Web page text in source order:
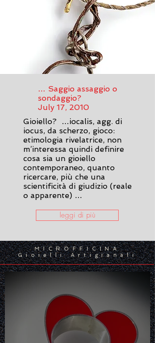
… Saggio assaggio o
sondaggio?
July 17, 2010
Gioiello? …iocalis, agg. di
iocus, da scherzo, gioco:
etimologia rivelatrice, non
m’interessa quindi definire
cosa sia un gioiello
contemporaneo, quanto
ricercare, più che una
scientificità di giudizio (reale
o apparente) …
leggi di più
MICROFFICINA
Gioielli Artigianali